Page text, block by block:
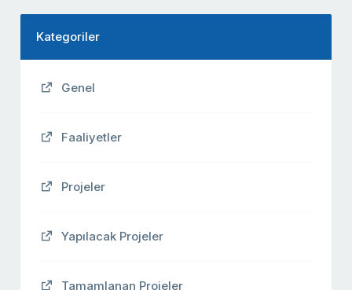
Kategoriler
Genel
Faaliyetler
Projeler
Yapılacak Projeler
Tamamlanan Projeler